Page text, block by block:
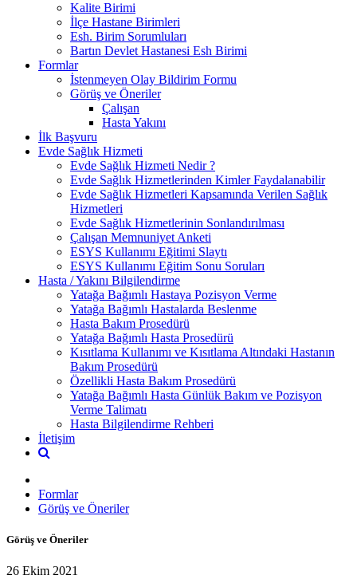
Kalite Birimi
İlçe Hastane Birimleri
Esh. Birim Sorumluları
Bartın Devlet Hastanesi Esh Birimi
Formlar
İstenmeyen Olay Bildirim Formu
Görüş ve Öneriler
Çalışan
Hasta Yakını
İlk Başvuru
Evde Sağlık Hizmeti
Evde Sağlık Hizmeti Nedir ?
Evde Sağlık Hizmetlerinden Kimler Faydalanabilir
Evde Sağlık Hizmetleri Kapsamında Verilen Sağlık
Hizmetleri
Evde Sağlık Hizmetlerinin Sonlandırılması
Çalışan Memnuniyet Anketi
ESYS Kullanımı Eğitimi Slaytı
ESYS Kullanımı Eğitim Sonu Soruları
Hasta / Yakını Bilgilendirme
Yatağa Bağımlı Hastaya Pozisyon Verme
Yatağa Bağımlı Hastalarda Beslenme
Hasta Bakım Prosedürü
Yatağa Bağımlı Hasta Prosedürü
Kısıtlama Kullanımı ve Kısıtlama Altındaki Hastanın
Bakım Prosedürü
Özellikli Hasta Bakım Prosedürü
Yatağa Bağımlı Hasta Günlük Bakım ve Pozisyon
Verme Talimatı
Hasta Bilgilendirme Rehberi
İletişim
Formlar
Görüş ve Öneriler
Görüş ve Öneriler
26 Ekim 2021